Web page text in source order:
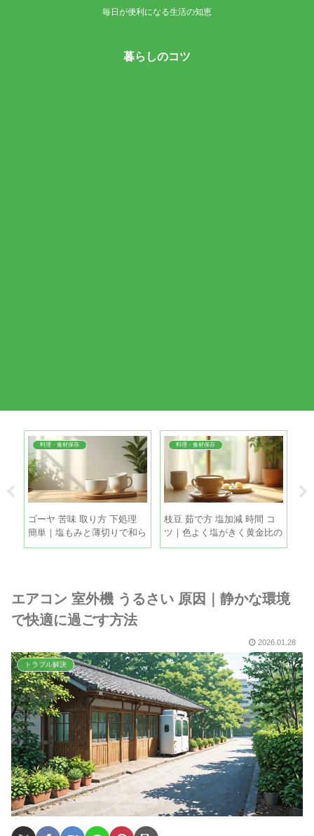
毎日が便利になる生活の知恵
暮らしのコツ
料理・食材保存
ゴーヤ 苦味 取り方 下処理
簡単｜塩もみと薄切りで和ら
げる手順
料理・食材保存
枝豆 茹で方 塩加減 時間 コ
ツ｜色よく塩がきく黄金比の
手順
エアコン 室外機 うるさい 原因｜静かな環境
で快適に過ごす方法
2026.01.28
トラブル解決